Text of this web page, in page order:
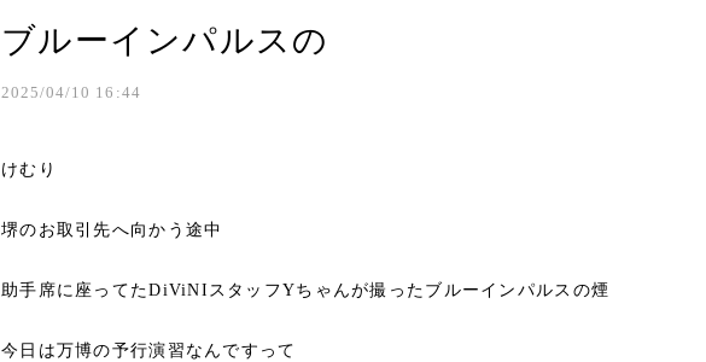
ブルーインパルスの
2025/04/10 16:44
けむり
堺のお取引先へ向かう途中
助手席に座ってたDiViNIスタッフYちゃんが撮ったブルーインパルスの煙
今日は万博の予行演習なんですって